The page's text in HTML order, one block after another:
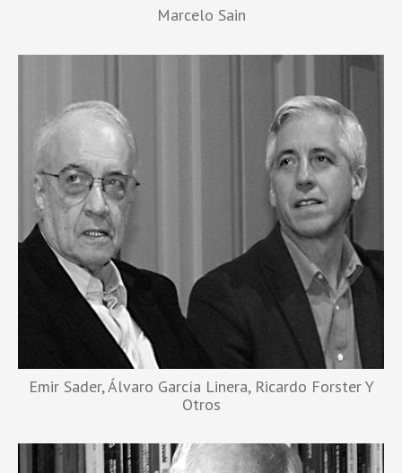
Marcelo Sain
Emir Sader, Álvaro García Linera, Ricardo Forster Y
Otros